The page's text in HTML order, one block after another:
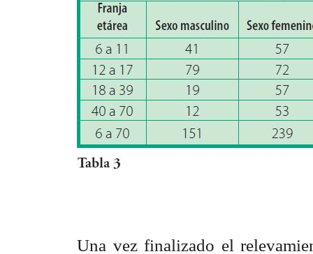
Una vez finalizado el